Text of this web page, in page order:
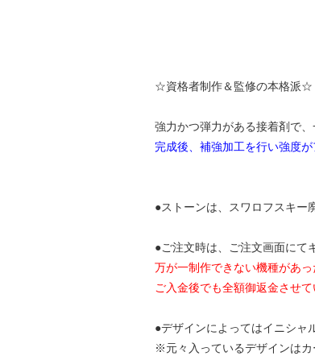
☆資格者制作＆監修の本格派☆
強力かつ弾力がある接着剤で、
完成後、補強加工を行い強度が
●ストーンは、スワロフスキー
●ご注文時は、ご注文画面にて
万が一制作できない機種があ
ご入金後でも全額御返金させ
●デザインによってはイニシャ
※元々入っているデザインはカ